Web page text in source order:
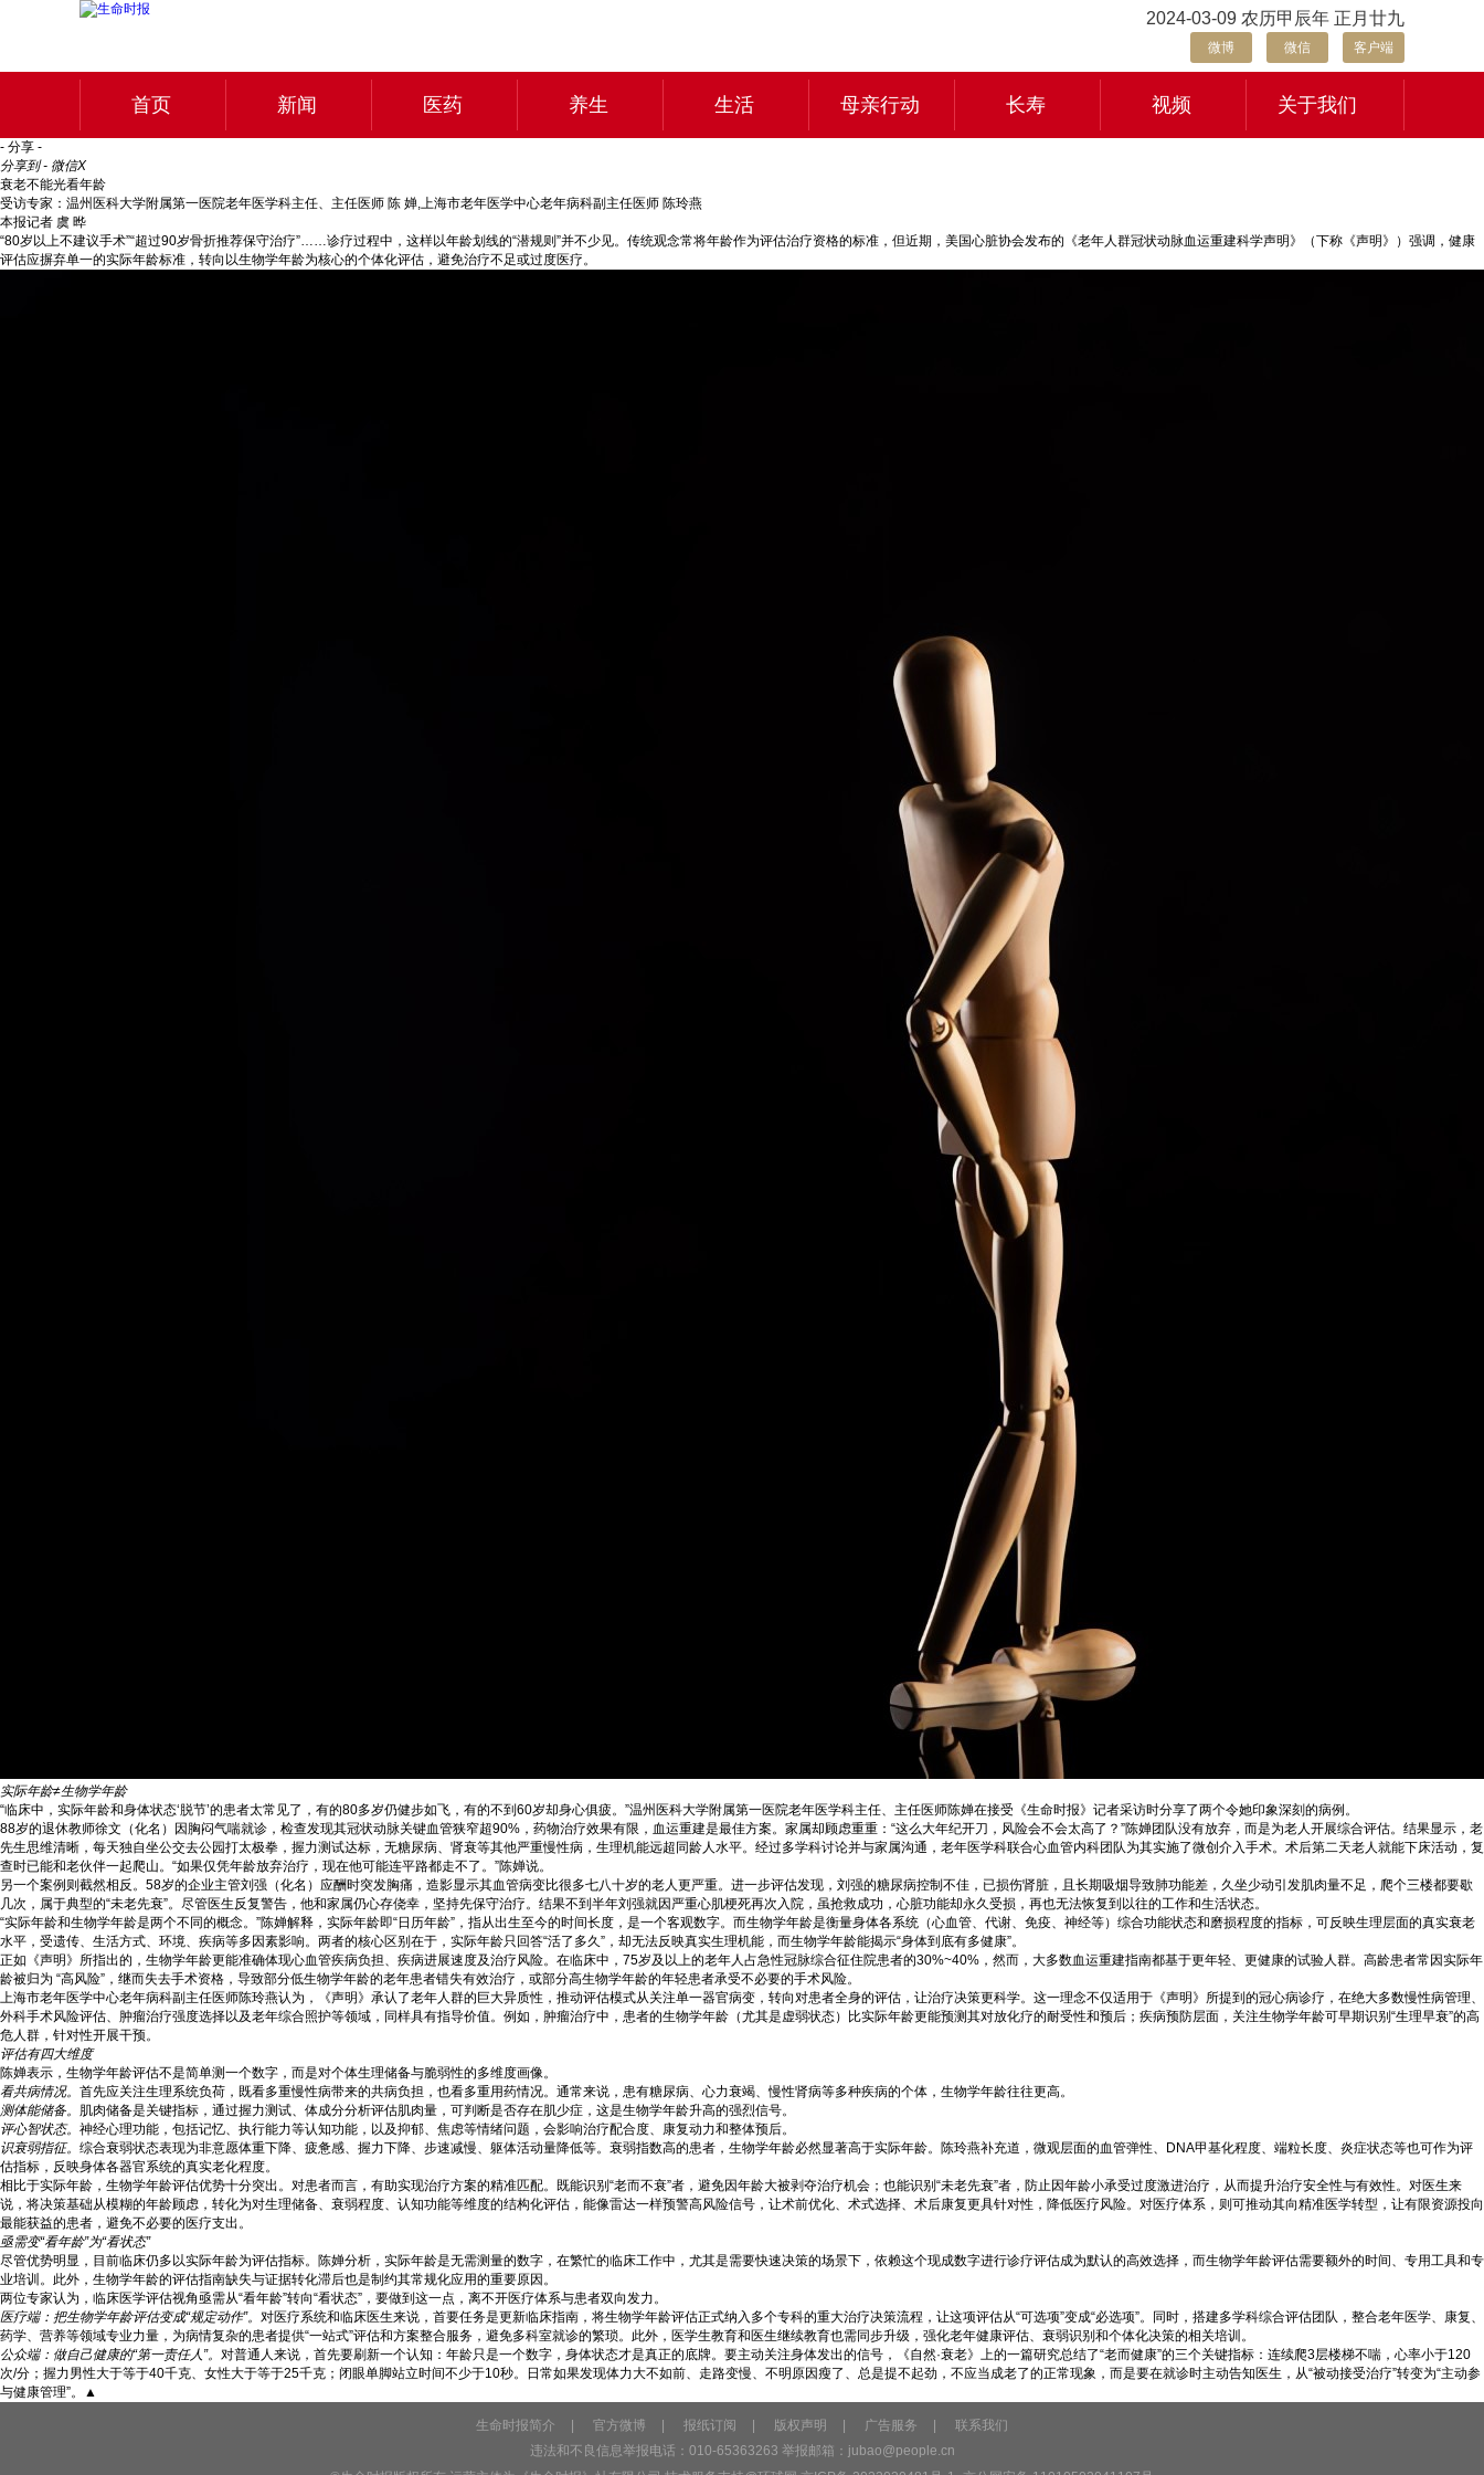
2024-03-09 农历甲辰年 正月廿九
微博 微信 客户端
首页 新闻 医药 养生 生活 母亲行动 长寿 视频 关于我们
- 分享 -
分享到 - 微信X
衰老不能光看年龄
受访专家：温州医科大学附属第一医院老年医学科主任、主任医师 陈 婵,上海市老年医学中心老年病科副主任医师 陈玲燕
本报记者 虞 晔
“80岁以上不建议手术”“超过90岁骨折推荐保守治疗”……诊疗过程中，这样以年龄划线的“潜规则”并不少见。传统观念常将年龄作为评估治疗资格的标准，但近期，美国心脏协会发布的《老年人群冠状动脉血运重建科学声明》（下称《声明》）强调，健康
评估应摒弃单一的实际年龄标准，转向以生物学年龄为核心的个体化评估，避免治疗不足或过度医疗。
实际年龄≠生物学年龄
“临床中，实际年龄和身体状态‘脱节’的患者太常见了，有的80多岁仍健步如飞，有的不到60岁却身心俱疲。”温州医科大学附属第一医院老年医学科主任、主任医师陈婵在接受《生命时报》记者采访时分享了两个令她印象深刻的病例。
88岁的退休教师徐文（化名）因胸闷气喘就诊，检查发现其冠状动脉关键血管狭窄超90%，药物治疗效果有限，血运重建是最佳方案。家属却顾虑重重：“这么大年纪开刀，风险会不会太高了？”陈婵团队没有放弃，而是为老人开展综合评估。结果显示，老
先生思维清晰，每天独自坐公交去公园打太极拳，握力测试达标，无糖尿病、肾衰等其他严重慢性病，生理机能远超同龄人水平。经过多学科讨论并与家属沟通，老年医学科联合心血管内科团队为其实施了微创介入手术。术后第二天老人就能下床活动，复
查时已能和老伙伴一起爬山。“如果仅凭年龄放弃治疗，现在他可能连平路都走不了。”陈婵说。
另一个案例则截然相反。58岁的企业主管刘强（化名）应酬时突发胸痛，造影显示其血管病变比很多七八十岁的老人更严重。进一步评估发现，刘强的糖尿病控制不佳，已损伤肾脏，且长期吸烟导致肺功能差，久坐少动引发肌肉量不足，爬个三楼都要歇
几次，属于典型的“未老先衰”。尽管医生反复警告，他和家属仍心存侥幸，坚持先保守治疗。结果不到半年刘强就因严重心肌梗死再次入院，虽抢救成功，心脏功能却永久受损，再也无法恢复到以往的工作和生活状态。
“实际年龄和生物学年龄是两个不同的概念。”陈婵解释，实际年龄即“日历年龄”，指从出生至今的时间长度，是一个客观数字。而生物学年龄是衡量身体各系统（心血管、代谢、免疫、神经等）综合功能状态和磨损程度的指标，可反映生理层面的真实衰老
水平，受遗传、生活方式、环境、疾病等多因素影响。两者的核心区别在于，实际年龄只回答“活了多久”，却无法反映真实生理机能，而生物学年龄能揭示“身体到底有多健康”。
正如《声明》所指出的，生物学年龄更能准确体现心血管疾病负担、疾病进展速度及治疗风险。在临床中，75岁及以上的老年人占急性冠脉综合征住院患者的30%~40%，然而，大多数血运重建指南都基于更年轻、更健康的试验人群。高龄患者常因实际年
龄被归为 “高风险”，继而失去手术资格，导致部分低生物学年龄的老年患者错失有效治疗，或部分高生物学年龄的年轻患者承受不必要的手术风险。
上海市老年医学中心老年病科副主任医师陈玲燕认为，《声明》承认了老年人群的巨大异质性，推动评估模式从关注单一器官病变，转向对患者全身的评估，让治疗决策更科学。这一理念不仅适用于《声明》所提到的冠心病诊疗，在绝大多数慢性病管理、
外科手术风险评估、肿瘤治疗强度选择以及老年综合照护等领域，同样具有指导价值。例如，肿瘤治疗中，患者的生物学年龄（尤其是虚弱状态）比实际年龄更能预测其对放化疗的耐受性和预后；疾病预防层面，关注生物学年龄可早期识别“生理早衰”的高
危人群，针对性开展干预。
评估有四大维度
陈婵表示，生物学年龄评估不是简单测一个数字，而是对个体生理储备与脆弱性的多维度画像。
看共病情况。 首先应关注生理系统负荷，既看多重慢性病带来的共病负担，也看多重用药情况。通常来说，患有糖尿病、心力衰竭、慢性肾病等多种疾病的个体，生物学年龄往往更高。
测体能储备。 肌肉储备是关键指标，通过握力测试、体成分分析评估肌肉量，可判断是否存在肌少症，这是生物学年龄升高的强烈信号。
评心智状态。 神经心理功能，包括记忆、执行能力等认知功能，以及抑郁、焦虑等情绪问题，会影响治疗配合度、康复动力和整体预后。
识衰弱指征。 综合衰弱状态表现为非意愿体重下降、疲惫感、握力下降、步速减慢、躯体活动量降低等。衰弱指数高的患者，生物学年龄必然显著高于实际年龄。陈玲燕补充道，微观层面的血管弹性、DNA甲基化程度、端粒长度、炎症状态等也可作为评
估指标，反映身体各器官系统的真实老化程度。
相比于实际年龄，生物学年龄评估优势十分突出。对患者而言，有助实现治疗方案的精准匹配。既能识别“老而不衰”者，避免因年龄大被剥夺治疗机会；也能识别“未老先衰”者，防止因年龄小承受过度激进治疗，从而提升治疗安全性与有效性。对医生来
说，将决策基础从模糊的年龄顾虑，转化为对生理储备、衰弱程度、认知功能等维度的结构化评估，能像雷达一样预警高风险信号，让术前优化、术式选择、术后康复更具针对性，降低医疗风险。对医疗体系，则可推动其向精准医学转型，让有限资源投向
最能获益的患者，避免不必要的医疗支出。
亟需变“看年龄”为“看状态”
尽管优势明显，目前临床仍多以实际年龄为评估指标。陈婵分析，实际年龄是无需测量的数字，在繁忙的临床工作中，尤其是需要快速决策的场景下，依赖这个现成数字进行诊疗评估成为默认的高效选择，而生物学年龄评估需要额外的时间、专用工具和专
业培训。此外，生物学年龄的评估指南缺失与证据转化滞后也是制约其常规化应用的重要原因。
两位专家认为，临床医学评估视角亟需从“看年龄”转向“看状态”，要做到这一点，离不开医疗体系与患者双向发力。
医疗端：把生物学年龄评估变成“规定动作”。 对医疗系统和临床医生来说，首要任务是更新临床指南，将生物学年龄评估正式纳入多个专科的重大治疗决策流程，让这项评估从“可选项”变成“必选项”。同时，搭建多学科综合评估团队，整合老年医学、康复、
药学、营养等领域专业力量，为病情复杂的患者提供“一站式”评估和方案整合服务，避免多科室就诊的繁琐。此外，医学生教育和医生继续教育也需同步升级，强化老年健康评估、衰弱识别和个体化决策的相关培训。
公众端：做自己健康的“第一责任人”。 对普通人来说，首先要刷新一个认知：年龄只是一个数字，身体状态才是真正的底牌。要主动关注身体发出的信号，《自然·衰老》上的一篇研究总结了“老而健康”的三个关键指标：连续爬3层楼梯不喘，心率小于120
次/分；握力男性大于等于40千克、女性大于等于25千克；闭眼单脚站立时间不少于10秒。日常如果发现体力大不如前、走路变慢、不明原因瘦了、总是提不起劲，不应当成老了的正常现象，而是要在就诊时主动告知医生，从“被动接受治疗”转变为“主动参
与健康管理”。▲
生命时报简介 官方微博 报纸订阅 版权声明 广告服务
联系我们
违法和不良信息举报电话：010-65363263 举报邮箱： jubao@people.cn